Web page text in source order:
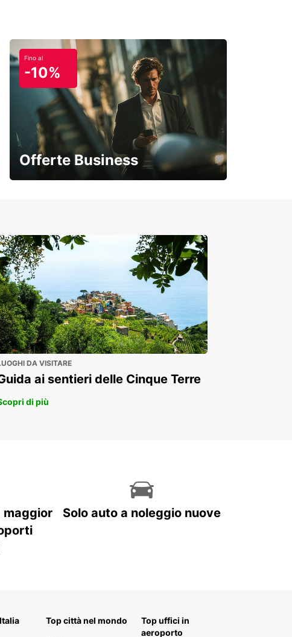
Fino al
-10%
Offerte Business
DA VISITARE
ai sentieri delle Cinque Terre
di più
maggior
Solo auto a noleggio nuove
Top città nel mondo
Top uffici in
aeroporto